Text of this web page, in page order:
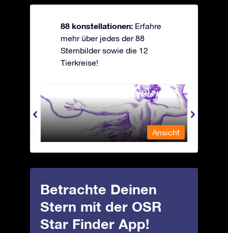
88 konstellationen: Erfahre
mehr über jedes der 88
Sternbilder sowie die 12
Tierkreise!
Andromeda - Die angekettete Magd
Ansicht
Betrachte Deinen
Stern mit der OSR
Star Finder App!